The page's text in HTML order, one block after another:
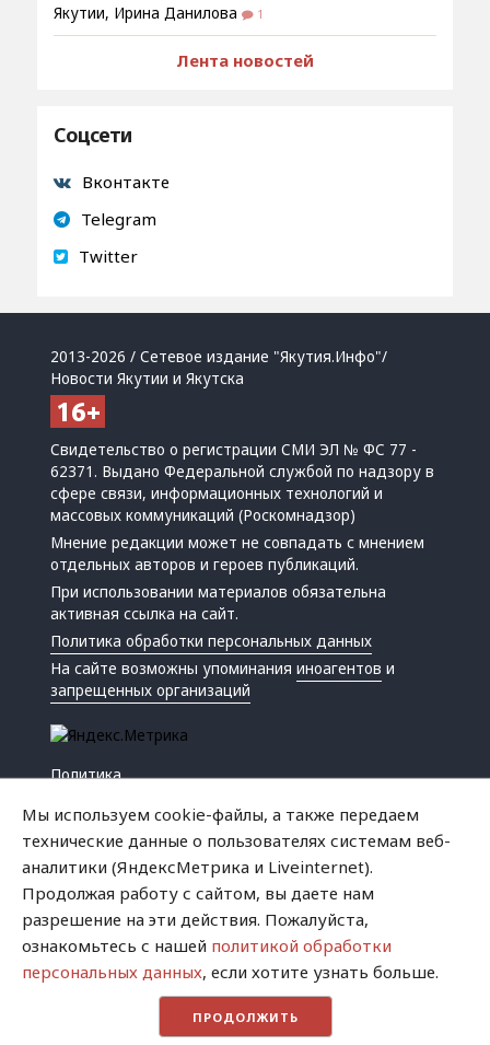
Якутии, Ирина Данилова
1
Лента новостей
Соцсети
Вконтакте
Telegram
Twitter
2013-2026 / Сетевое издание "Якутия.Инфо"/
Новости Якутии и Якутска
Свидетельство о регистрации СМИ ЭЛ № ФС 77 -
62371. Выдано Федеральной службой по надзору в
сфере связи, информационных технологий и
массовых коммуникаций (Роскомнадзор)
Мнение редакции может не совпадать с мнением
отдельных авторов и героев публикаций.
При использовании материалов обязательна
активная ссылка на сайт.
Политика обработки персональных данных
На сайте возможны упоминанияиноагентов и
запрещенных организаций
Политика
Криминал
Успех
Хватит это терпеть
Мы используем cookie-файлы, а также передаем
технические данные о пользователях системам веб-
аналитики (ЯндексМетрика и Liveinternet).
Продолжая работу с сайтом, вы даете нам
разрешение на эти действия. Пожалуйста,
ознакомьтесь с нашей политикой обработки
персональных данных, если хотите узнать больше.
ПРОДОЛЖИТЬ